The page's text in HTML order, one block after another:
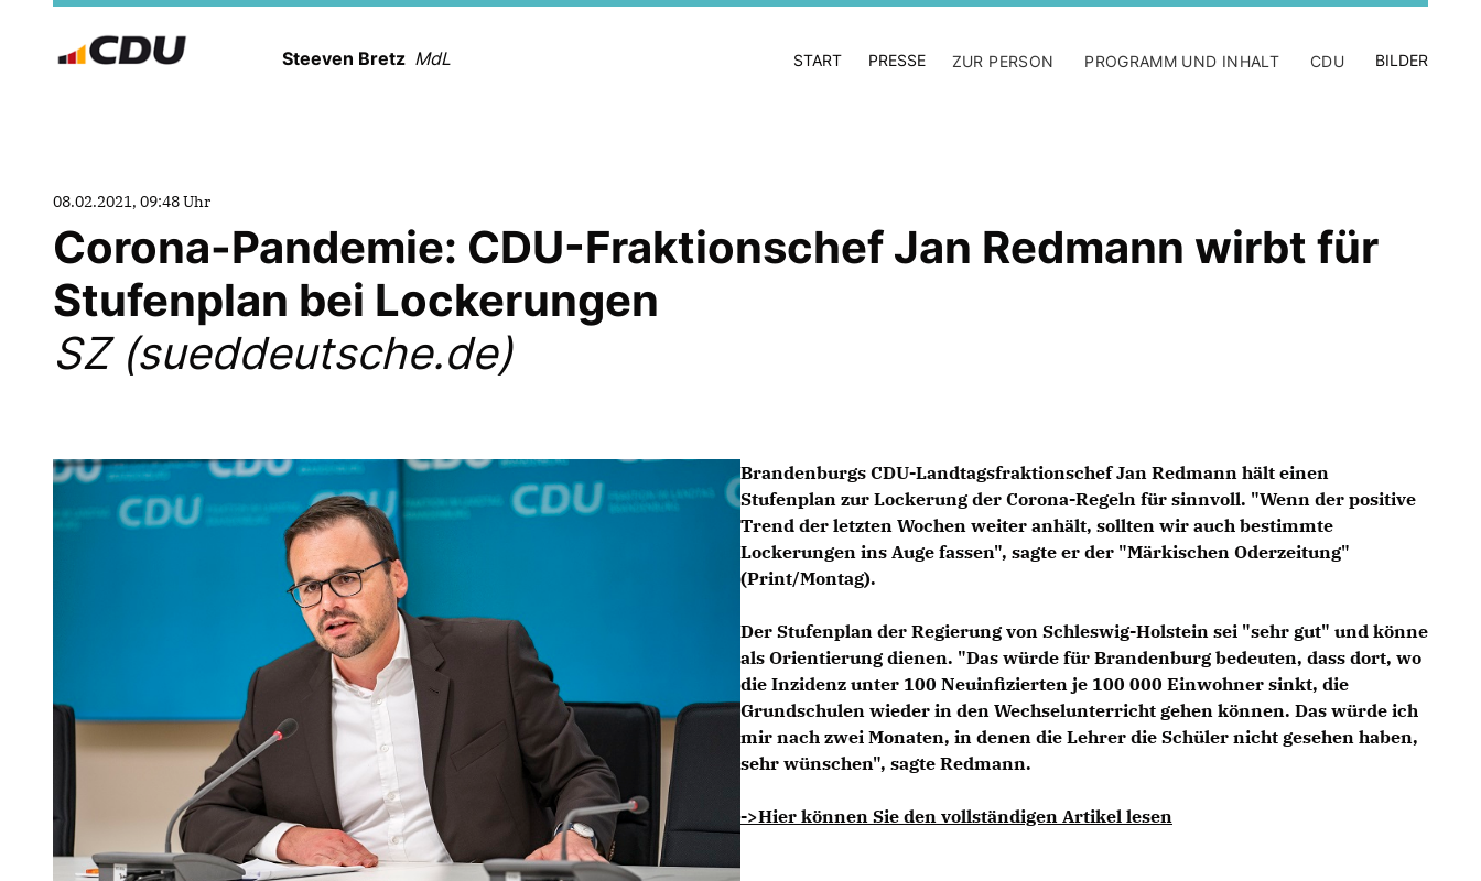
Steeven Bretz MdL START PRESSE ZUR PERSON PROGRAMM UND INHALT CDU BILDER
08.02.2021, 09:48 Uhr
Corona-Pandemie: CDU-Fraktionschef Jan Redmann wirbt für
Stufenplan bei Lockerungen
SZ (sueddeutsche.de)
Brandenburgs CDU-Landtagsfraktionschef Jan Redmann hält einen
Stufenplan zur Lockerung der Corona-Regeln für sinnvoll. "Wenn der positive
Trend der letzten Wochen weiter anhält, sollten wir auch bestimmte
Lockerungen ins Auge fassen", sagte er der "Märkischen Oderzeitung"
(Print/Montag).
Der Stufenplan der Regierung von Schleswig-Holstein sei "sehr gut" und könne
als Orientierung dienen. "Das würde für Brandenburg bedeuten, dass dort, wo
die Inzidenz unter 100 Neuinfizierten je 100 000 Einwohner sinkt, die
Grundschulen wieder in den Wechselunterricht gehen können. Das würde ich
mir nach zwei Monaten, in denen die Lehrer die Schüler nicht gesehen haben,
sehr wünschen", sagte Redmann.
->Hier können Sie den vollständigen Artikel lesen